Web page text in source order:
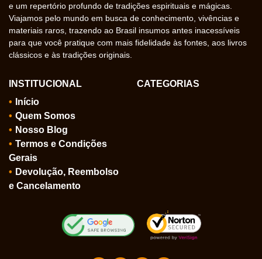
e um repertório profundo de tradições espirituais e mágicas.
Viajamos pelo mundo em busca de conhecimento, vivências e
materiais raros, trazendo ao Brasil insumos antes inacessíveis
para que você pratique com mais fidelidade às fontes, aos livros
clássicos e às tradições originais.
INSTITUCIONAL
Início
Quem Somos
Nosso Blog
Termos e Condições
Gerais
Devolução, Reembolso
e Cancelamento
CATEGORIAS